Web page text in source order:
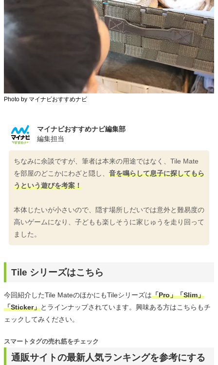
Photo by マイナビおすすめナビ
マイナビおすすめナビ編集部
編集担当
ちなみに余談ですが、筆者は本来の用途ではなく、Tile Mate
を部屋のどこかにわざと隠し、 音を鳴らして息子に探してもら
うという遊びを考案！
本体じたいが小さいので、隠す場所しだいでは意外と難易度の
高いゲームになり、子どもも楽しそうに家じゅうを走り回って
ました。
Tile シリーズはこちら
今回紹介したTile MateのほかにもTileシリーズは「Pro」「Slim」
「Sticker」とラインナップされています。興味ある方はこちらもチ
ェックしてみください。
通販サイトの最新人気ランキングを参考にする
スマートタグの売れ筋をチェック